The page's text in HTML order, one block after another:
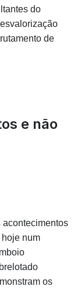
do
de
e não
acontecimentos
hoje num
os